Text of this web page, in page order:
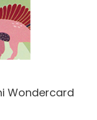
Wondercard